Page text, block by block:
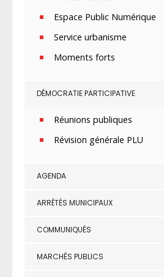
Espace Public Numérique
Service urbanisme
Moments forts
DÉMOCRATIE PARTICIPATIVE
Réunions publiques
Révision générale PLU
AGENDA
ARRÊTÉS MUNICIPAUX
COMMUNIQUÉS
MARCHÉS PUBLICS